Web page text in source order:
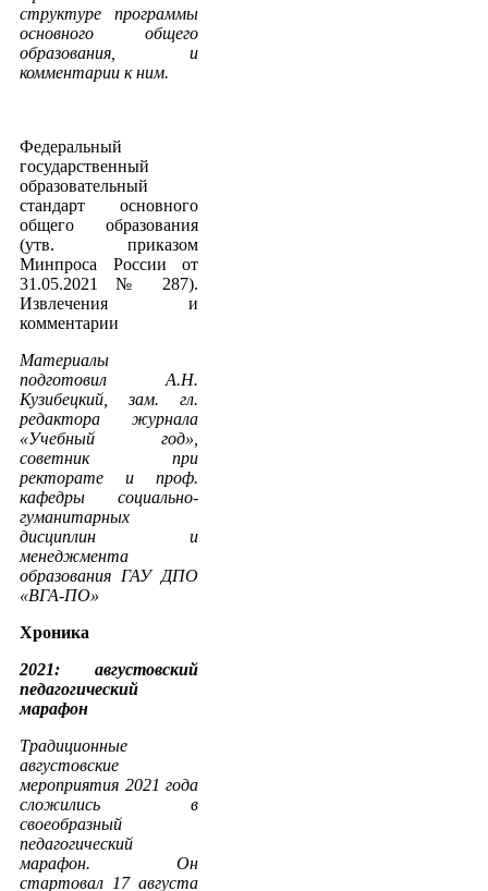
структуре программы
основного общего
образования, и
комментарии к ним.
Федеральный
государственный
образовательный
стандарт основного
общего образования
(утв. приказом
Минпроса России от
31.05.2021 № 287).
Извлечения и
комментарии
Материалы
подготовил А.Н.
Кузибецкий, зам. гл.
редактора журнала
«Учебный год»,
советник при
ректорате и проф.
кафедры социально-
гуманитарных
дисциплин и
менеджмента
образования ГАУ ДПО
«ВГА-ПО»
Хроника
2021: августовский
педагогический
марафон
Традиционные
августовские
мероприятия 2021 года
сложились в
своеобразный
педагогический
марафон. Он
стартовал 17 августа